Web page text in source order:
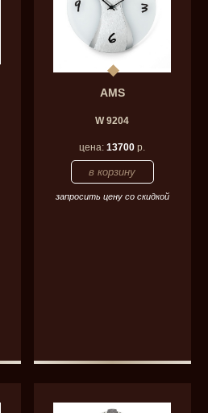
AMS
W 9204
цена:13700 р.
запросить цену со скидкой